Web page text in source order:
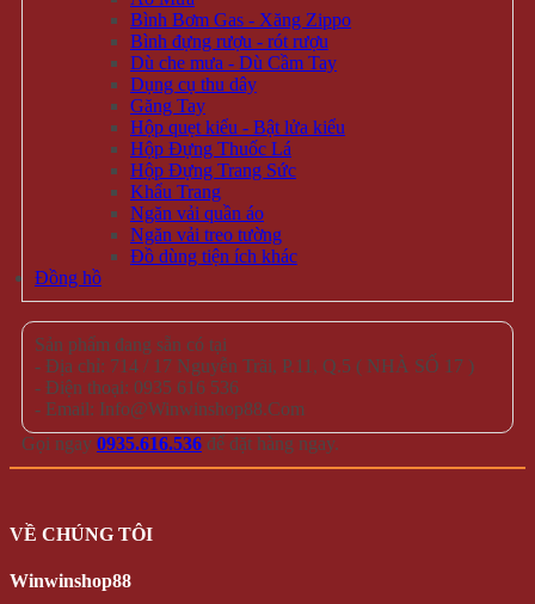
Bình Bơm Gas - Xăng Zippo
Bình đựng rượu - rót rượu
Dù che mưa - Dù Cầm Tay
Dụng cụ thu dây
Găng Tay
Hộp quẹt kiểu - Bật lửa kiểu
Hộp Đựng Thuốc Lá
Hộp Đựng Trang Sức
Khẩu Trang
Ngăn vải quần áo
Ngăn vải treo tường
Đồ dùng tiện ích khác
Đồng hồ
Sản phẩm đang sẵn có tại
- Địa chỉ: 714 / 17 Nguyễn Trãi, P.11, Q.5 ( NHÀ SỐ 17 )
- Điện thoại: 0935 616 536
- Email: Info@Winwinshop88.Com
Gọi ngay 0935.616.536 để đặt hàng ngay.
VỀ CHÚNG TÔI
Winwinshop88